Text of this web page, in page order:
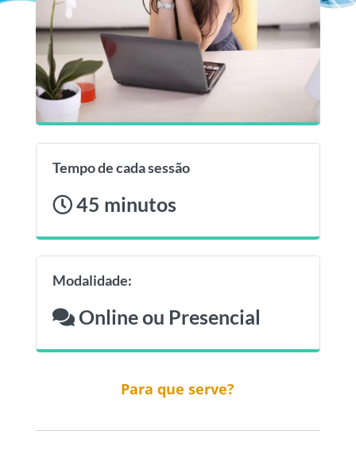
Tempo de cada sessão
45 minutos
Modalidade:
Online ou Presencial
Para que serve?